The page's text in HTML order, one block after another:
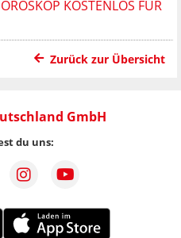
KOSTENLOS FÜR
Zurück zur Übersicht
GmbH
du uns: